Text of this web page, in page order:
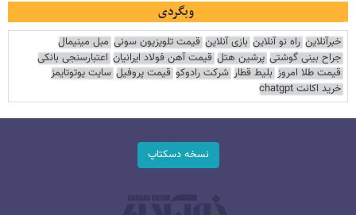
وبگردی
خبرآنلاین راه نو آنلاین بازی آنلاین قیمت تلویزیون سونی مبل مینیمال
جراح بینی گوشتی پرشین هتل قیمت آهن فولاد ایرانیان اعتبارسنجی بانکی
قیمت طلا امروز بلیط قطار شرکت رادوکو قیمت پروفیل سایت یوتوتایمز
خرید اکانت chatgpt
نسخه دسکتاپ